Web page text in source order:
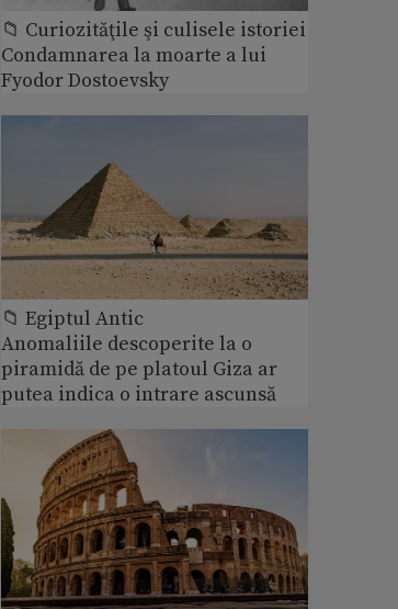
📁 Curiozităţile şi culisele istoriei
Condamnarea la moarte a lui
Fyodor Dostoevsky
📁 Egiptul Antic
Anomaliile descoperite la o
piramidă de pe platoul Giza ar
putea indica o intrare ascunsă